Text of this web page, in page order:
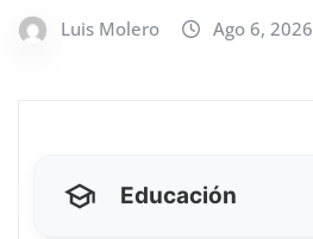
Luis Molero Ago 6, 2026
Educación